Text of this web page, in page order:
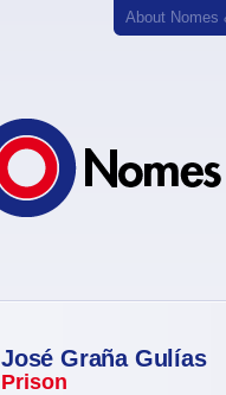
About Nomes
José Graña Gulías
Prison